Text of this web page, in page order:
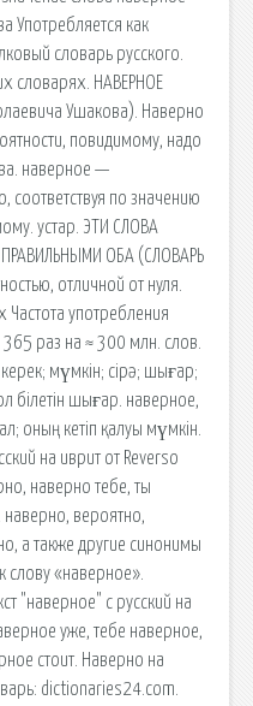
Употребляется как
словарь русского.
словарях. НАВЕРНОЕ
Ушакова). Наверно
повидимому, надо
наверное —
соответствуя по значению
устар. ЭТИ СЛОВА
ОБА (СЛОВАРЬ
отличной от нуля.
Частота употребления
раз на ≈ 300 млн. слов.
мүмкін; сірә; шығар;
білетін шығар. наверное,
оның кетіп қалуы мүмкін.
на иврит от Reverso
наверно тебе, ты
вероятно,
а также другие синонимы
слову «наверное».
"наверное" c русский на
уже, тебе наверное,
стоит. Наверно на
dictionaries24.com.